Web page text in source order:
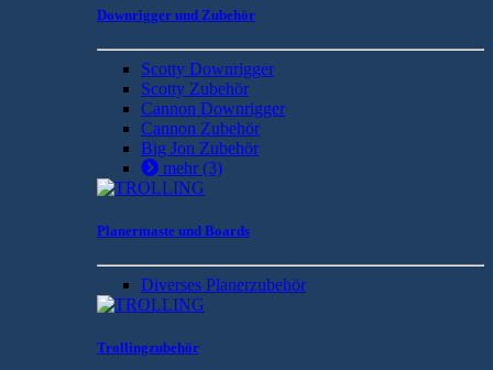
Downrigger und Zubehör
Scotty Downrigger
Scotty Zubehör
Cannon Downrigger
Cannon Zubehör
Big Jon Zubehör
mehr(3)
Planermaste und Boards
Diverses Planerzubehör
Trollingzubehör